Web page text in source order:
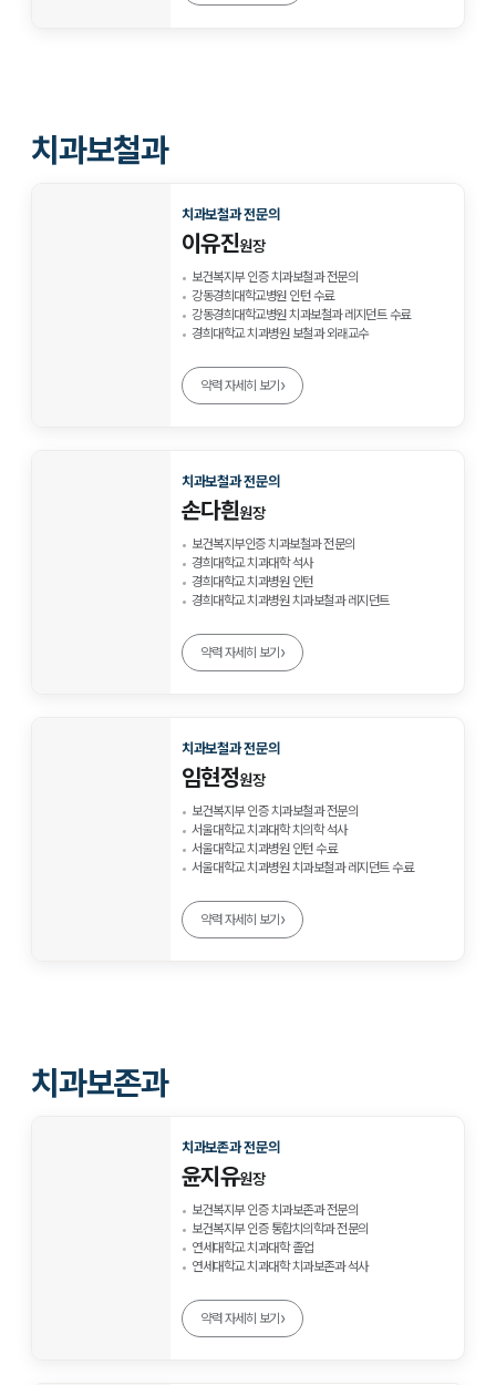
치과보철과
치과보철과 전문의
이유진원장
보건복지부 인증 치과보철과 전문의
강동경희대학교병원 인턴 수료
강동경희대학교병원 치과보철과 레지던트 수료
경희대학교 치과병원 보철과 외래교수
약력 자세히 보기 ›
치과보철과 전문의
손다흰원장
보건복지부인증 치과보철과 전문의
경희대학교 치과대학 석사
경희대학교 치과병원 인턴
경희대학교 치과병원 치과보철과 레지던트
약력 자세히 보기 ›
치과보철과 전문의
임현정원장
보건복지부 인증 치과보철과 전문의
서울대학교 치과대학 치의학 석사
서울대학교 치과병원 인턴 수료
서울대학교 치과병원 치과보철과 레지던트 수료
약력 자세히 보기 ›
치과보존과
치과보존과 전문의
윤지유원장
보건복지부 인증 치과보존과 전문의
보건복지부 인증 통합치의학과 전문의
연세대학교 치과대학 졸업
연세대학교 치과대학 치과보존과 석사
약력 자세히 보기 ›